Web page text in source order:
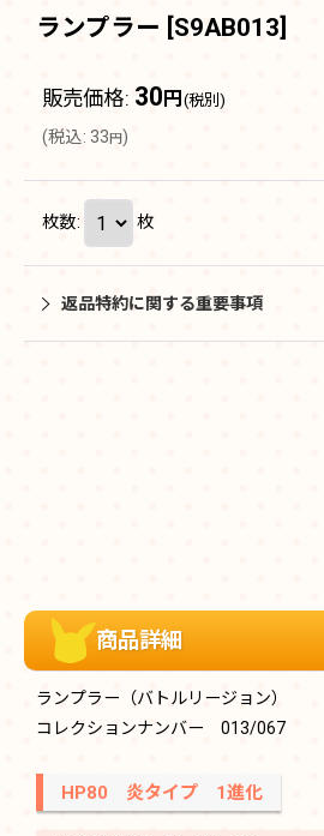
ランプラー [S9AB013]
販売価格: 30 円 (税別)
(税込: 33 円 )
枚数: 枚
返品特約に関する重要事項
商品詳細
ランプラー（バトルリージョン）
コレクションナンバー 013/067
HP80 炎タイプ 1進化